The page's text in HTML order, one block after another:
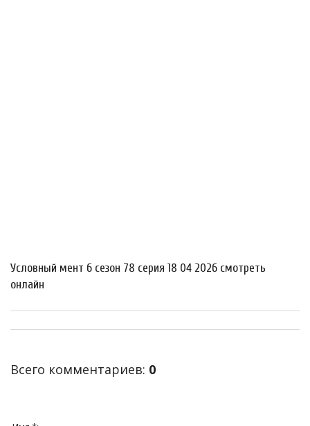
Условный мент 6 сезон 78 серия 18 04 2026 смотреть
онлайн
Всего комментариев: 0